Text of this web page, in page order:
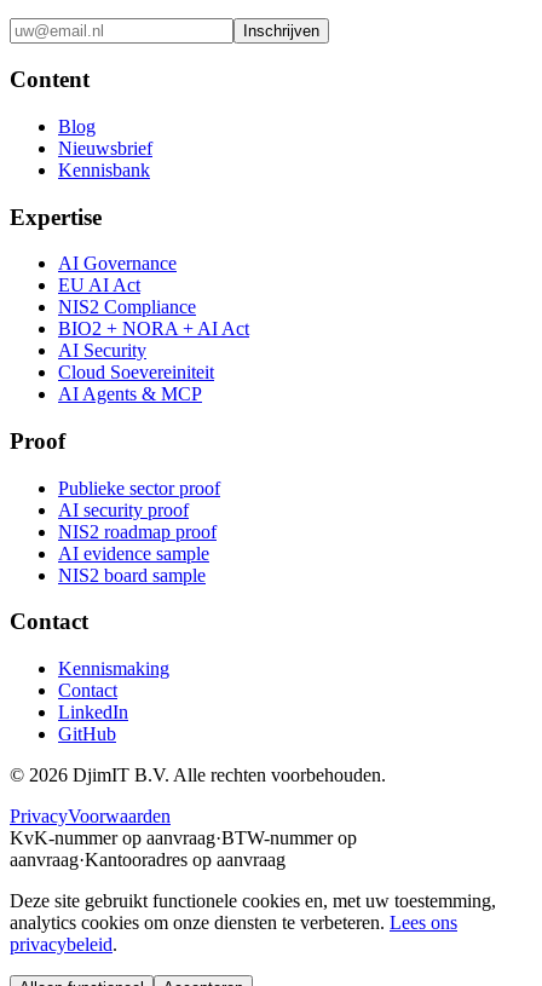
Inschrijven
Content
Blog
Nieuwsbrief
Kennisbank
Expertise
AI Governance
EU AI Act
NIS2 Compliance
BIO2 + NORA + AI Act
AI Security
Cloud Soevereiniteit
AI Agents & MCP
Proof
Publieke sector proof
AI security proof
NIS2 roadmap proof
AI evidence sample
NIS2 board sample
Contact
Kennismaking
Contact
LinkedIn
GitHub
© 2026 DjimIT B.V. Alle rechten voorbehouden.
PrivacyVoorwaarden
KvK-nummer op aanvraag·BTW-nummer op
aanvraag·Kantooradres op aanvraag
Deze site gebruikt functionele cookies en, met uw toestemming,
analytics cookies om onze diensten te verbeteren. Lees ons
privacybeleid.